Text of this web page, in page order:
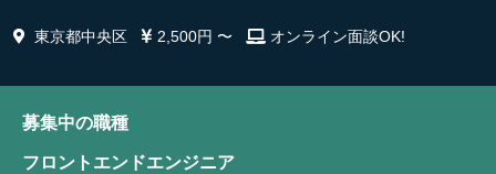
東京都中央区 2,500円 〜 オンライン面談OK!
募集中の職種
フロントエンドエンジニア